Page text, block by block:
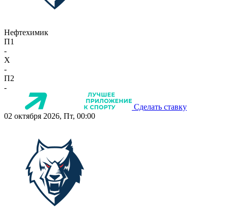
Нефтехимик
П1
-
X
-
П2
-
Сделать ставку
02 октября 2026, Пт, 00:00